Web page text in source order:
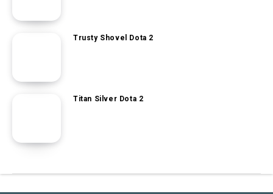
Trusty Shovel Dota 2
Titan Silver Dota 2